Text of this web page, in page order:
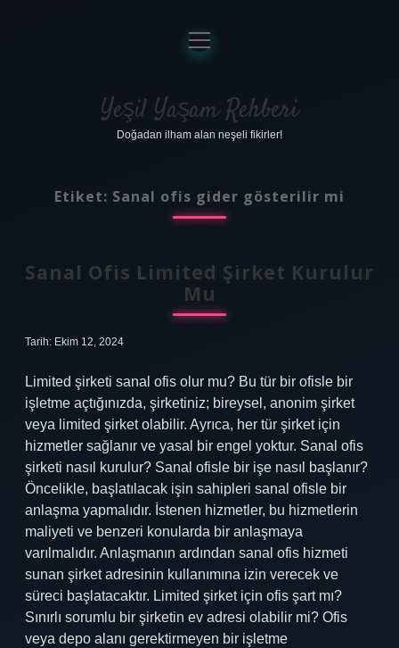
Anasayfa
Gizlilik Politikası
Yasal Uyarı
menüyü
aç
Yeşil Yaşam Rehberi
Doğadan ilham alan neşeli fikirler!
Etiket: Sanal ofis gider gösterilir mi
Sanal Ofis Limited Şirket Kurulur
Mu
Tarih: Ekim 12, 2024
Limited şirketi sanal ofis olur mu? Bu tür bir ofisle bir
işletme açtığınızda, şirketiniz; bireysel, anonim şirket
veya limited şirket olabilir. Ayrıca, her tür şirket için
hizmetler sağlanır ve yasal bir engel yoktur. Sanal ofis
şirketi nasıl kurulur? Sanal ofisle bir işe nasıl başlanır?
Öncelikle, başlatılacak işin sahipleri sanal ofisle bir
anlaşma yapmalıdır. İstenen hizmetler, bu hizmetlerin
maliyeti ve benzeri konularda bir anlaşmaya
varılmalıdır. Anlaşmanın ardından sanal ofis hizmeti
sunan şirket adresinin kullanımına izin verecek ve
süreci başlatacaktır. Limited şirket için ofis şart mı?
Sınırlı sorumlu bir şirketin ev adresi olabilir mi? Ofis
veya depo alanı gerektirmeyen bir işletme